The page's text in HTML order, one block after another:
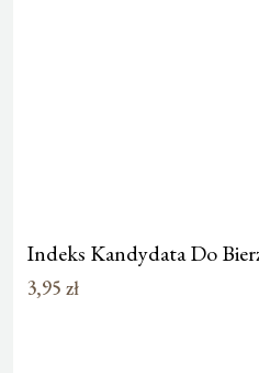
Indeks Kandydata Do
3,95 zł